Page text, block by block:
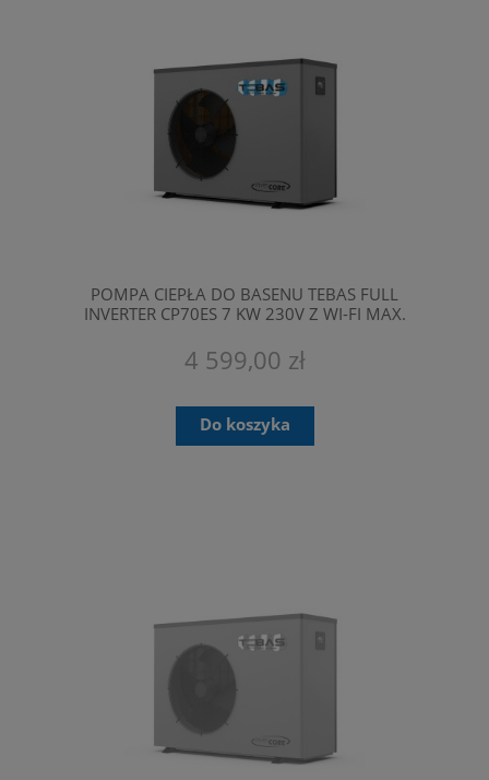
POMPA CIEPŁA DO BASENU TEBAS FULL
INVERTER CP70ES 7 KW 230V Z WI-FI MAX.
4 599,00 zł
Do koszyka